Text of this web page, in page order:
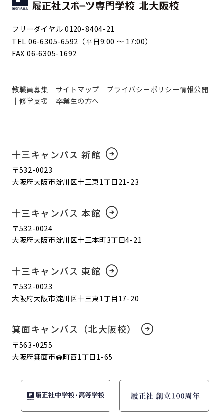
フリーダイヤル 0120-8404-21
TEL 06-6305-6592（平日9:00 ～ 17:00）
FAX 06-6305-1692
教職員募集 サイトマップ プライバシーポリシー情報公開
修学支援
卒業生の方へ
十三キャンパス 新館
〒532-0023
大阪府大阪市淀川区十三東1丁目21-23
十三キャンパス 本館
〒532-0024
大阪府大阪市淀川区十三本町3丁目4-21
十三キャンパス 東館
〒532-0023
大阪府大阪市淀川区十三東1丁目17-20
箕面キャンパス（北大阪校）
〒563-0255
大阪府箕面市森町西1丁目1-65